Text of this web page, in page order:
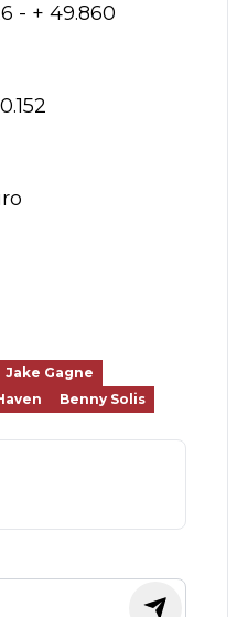
- + 49.860
Jake Gagne
Benny Solis